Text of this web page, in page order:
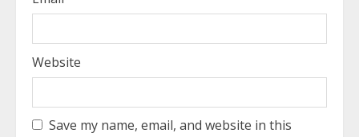
Website
Save my name, email, and website in this